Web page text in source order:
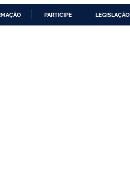
PARTICIPE LEGISLAÇÃO